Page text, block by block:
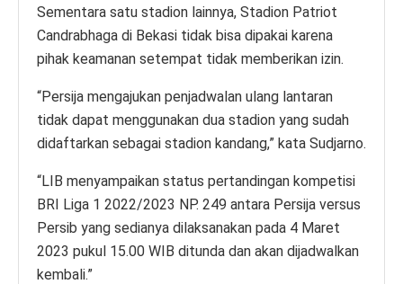
Sementara satu stadion lainnya, Stadion Patriot
Candrabhaga di Bekasi tidak bisa dipakai karena
pihak keamanan setempat tidak memberikan izin.
“Persija mengajukan penjadwalan ulang lantaran
tidak dapat menggunakan dua stadion yang sudah
didaftarkan sebagai stadion kandang,” kata Sudjarno.
“LIB menyampaikan status pertandingan kompetisi
BRI Liga 1 2022/2023 NP. 249 antara Persija versus
Persib yang sedianya dilaksanakan pada 4 Maret
2023 pukul 15.00 WIB ditunda dan akan dijadwalkan
kembali.”